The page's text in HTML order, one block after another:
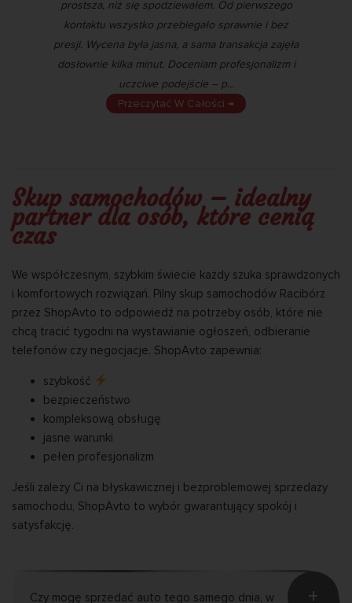
prostsza, niż się spodziewałem. Od pierwszego
kontaktu wszystko przebiegało sprawnie i bez
presji. Wycena była jasna, a sama transakcja zajęła
dosłownie kilka minut. Doceniam profesjonalizm i
uczciwe podejście – p...
Przeczytać W Całości →
Skup samochodów – idealny
partner dla osób, które cenią
czas
We współczesnym, szybkim świecie każdy szuka sprawdzonych
i komfortowych rozwiązań. Pilny skup samochodów Racibórz
przez ShopAvto to odpowiedź na potrzeby osób, które nie
chcą tracić tygodni na wystawianie ogłoszeń, odbieranie
telefonów czy negocjacje. ShopAvto zapewnia:
szybkość
bezpieczeństwo
kompleksową obsługę
jasne warunki
pełen profesjonalizm
Jeśli zależy Ci na błyskawicznej i bezproblemowej sprzedaży
samochodu, ShopAvto to wybór gwarantujący spokój i
satysfakcję.
Czy mogę sprzedać auto tego samego dnia, w +